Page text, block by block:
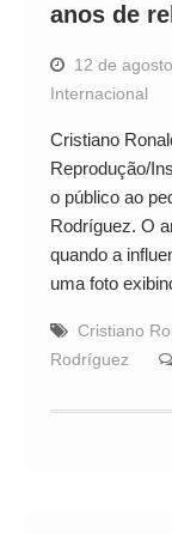
anos de
12 de
Internacional
Cristiano
Reprodução/
o público ao
Rodríguez. O
quando a
uma foto
Cristiano
Rodríguez